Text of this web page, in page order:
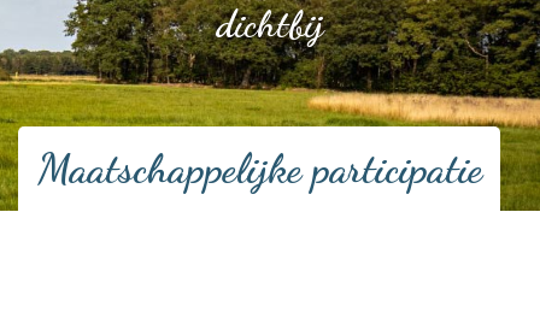
dichtbij
Maatschappelijke participatie